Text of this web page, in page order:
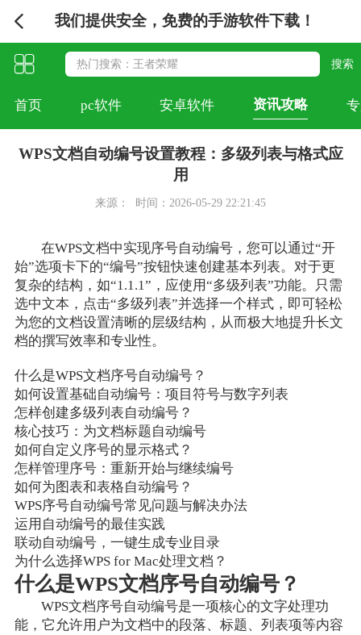
我们提供安全，免费的手游软件下载！
首页 pc软件 安卓软件 资讯攻略
WPS文档自动编号设置教程：多级列表与格式应
用
来源： 时间：2026-05-29 22:21:45
在WPS文档中实现序号自动编号，您可以通过“开
始”选项卡下的“编号”按钮快速创建基本列表。对于更
复杂的结构，如“1.1.1”，应使用“多级列表”功能。只需
选中文本，点击“多级列表”并选择一个样式，即可轻松
为您的文档设置清晰的层级结构，从而极大地提升长文
档的撰写效率和专业性。
什么是WPS文档序号自动编号？
如何设置基础自动编号：项目符号与数字列表
怎样创建多级列表自动编号？
核心技巧：为文档标题自动编号
如何自定义序号的显示格式？
怎样管理序号：重新开始与继续编号
如何为图表和表格自动编号？
WPS序号自动编号常见问题与解决办法
运用自动编号的最佳实践
联动自动编号，一键生成专业目录
为什么选择WPS for Mac处理文档？
什么是WPS文档序号自动编号？
WPS文档序号自动编号是一项核心的文字处理功
能，它允许用户为文档中的段落、标题、列表项等内容